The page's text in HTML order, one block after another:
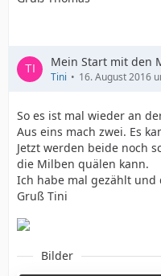
Mein Start mit den
Tini 16. August 2016
So es ist mal wieder an
Aus eins mach zwei. Es
Jetzt werden beide noch
die Milben quälen kann.
Ich habe mal gezählt und
Gruß Tini
Bilder